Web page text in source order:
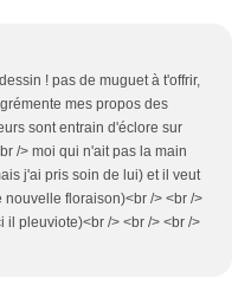
! pas de muguet à t'offrir,
mes propos des
sont entrain d'éclore sur
/> moi qui n'ait pas la main
j'ai pris soin de lui) et il veut
floraison)<br /> <br />
il pleuviote)<br /> <br /> <br />